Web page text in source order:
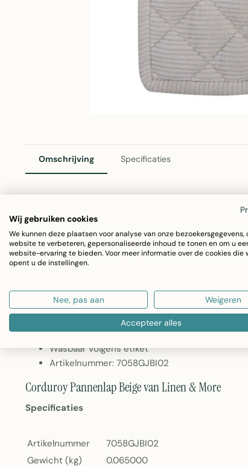
Omschrijving Specificaties
Corduroy Pannenlap Beige 20x20cm
De Corduroy pannenlap van Linen & More is een
100% katoen met een fijn corduroy weefsel in een
Afmetingen: 20x20cm
Materiaal: Katoenen corduroy
Gewicht: 65g
Wasbaar volgens etiket
Artikelnummer: 7058GJBI02
Corduroy Pannenlap Beige van Linen & More
Specificaties
Artikelnummer
7058GJBI02
Gewicht (kg)
0.065000
Wij gebruiken cookies
We kunnen deze plaatsen voor analyse van onze bezoekersgegevens,
website te verbeteren, gepersonaliseerde inhoud te tonen en om u
website-ervaring te bieden. Voor meer informatie over de cookies die
opent u de instellingen.
Nee, pas aan Weigeren
Accepteer alles